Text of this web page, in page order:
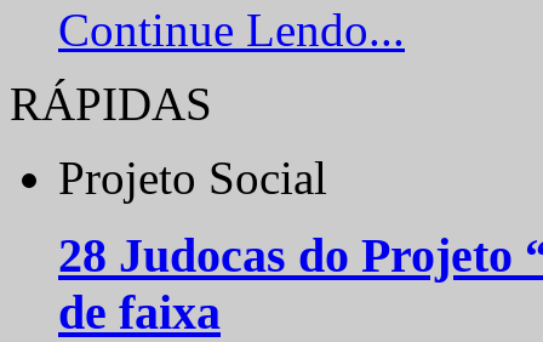
Continue Lendo...
RÁPIDAS
Projeto Social
28 Judocas do
de faixa